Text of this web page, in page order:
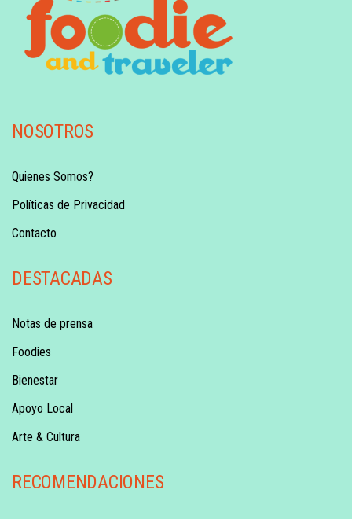
NOSOTROS
Quienes Somos?
Políticas de Privacidad
Contacto
DESTACADAS
Notas de prensa
Foodies
Bienestar
Apoyo Local
Arte & Cultura
RECOMENDACIONES